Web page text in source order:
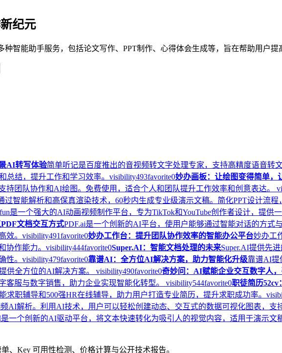
纪元
智能助手服务，包括论文写作、PPT制作、心得体会生成等，旨在帮助用户
AI转写体验简单听记是百度推出的音视频转文字处理专家，支持高精度语音
总结，提升工作和学习效率。 visibility493favorite0妙办画板：让绘图变得简单，
持团队协作和AI绘图。免费使用，适合个人和团队提升工作效率和创意表达。
智能解析和高保真渲染技术，60秒内生成专业级演示文稿。简化PPT设计流
是一个强大的AI动画视频制作平台，专为TikTok和YouTube创作者设计，提供
文档交互方式PDF.ai是一个创新的AI平台，使用户能够通过智能对话的方式
效。 visibility491favorite0妙办工作台：提升团队协作效率的智能办公平台妙办工
协作能力。 visibility444favorite0Super.AI：智能文档处理的未来Super.AI提供先
性。 visibility479favorite0靠谱AI：全方位AI解决方案，助力智能化升级靠谱AI提
供全方位的AI解决方案。 visibility490favorite0奇妙问：AI赋能企业交互数字人
客服与数字销售，助力企业实现智能化转型。 visibility544favorite0职徒简历52cv
求职辅导和500强HR在线辅导，助力用户打造专业简历，提升求职成功率。
AI解析。利用AI技术，用户可以轻松创建动态、交互式的数据可视化图表，支
一个创新的AI驱动平台，将文本快速转化为吸引人的视觉内容，适用于演示文
、Key 可用性检测、价格计算与公开技术报告。